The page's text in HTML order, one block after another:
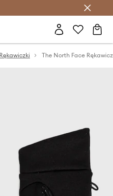
Club >
Rękawiczki The North Face